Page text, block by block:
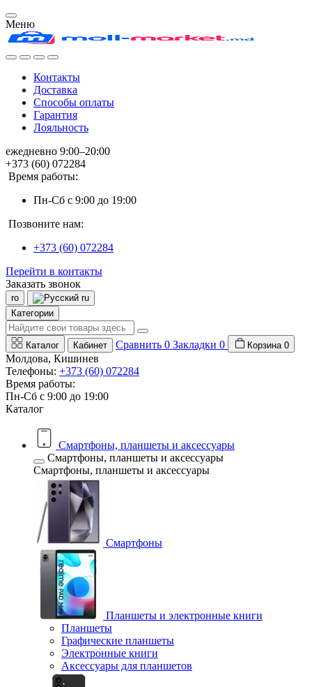
Меню
Контакты
Доставка
Способы оплаты
Гарантия
Лояльность
ежедневно 9:00–20:00
+373 (60) 072284
Время работы:
Пн-Сб с 9:00 до 19:00
Позвоните нам:
+373 (60) 072284
Перейти в контакты
Заказать звонок
ro
ru
Категории
Каталог Кабинет Сравнить 0 Закладки 0 Корзина 0
Молдова, Кишинев
Телефоны: +373 (60) 072284
Время работы:
Пн-Сб с 9:00 до 19:00
Каталог
Смартфоны, планшеты и аксессуары
Смартфоны, планшеты и аксессуары
Смартфоны, планшеты и аксессуары
Смартфоны
Планшеты и электронные книги
Планшеты
Графические планшеты
Электронные книги
Аксессуары для планшетов